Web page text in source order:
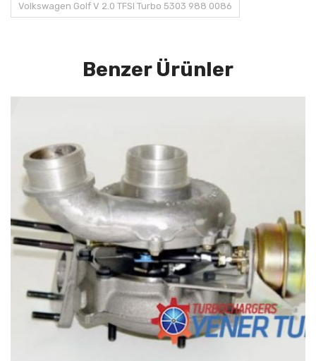
Volkswagen Golf V 2.0 TFSI Turbo 5303 988 0086
Benzer Ürünler